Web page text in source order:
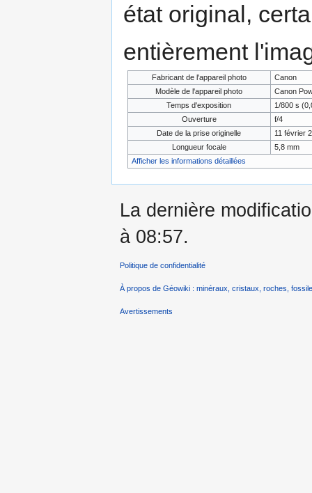
état original,
entièrement
Fabricant de l'appareil photo
Canon
Modèle de l'appareil photo
Canon
Temps d'exposition
1/800 s
Ouverture
f/4
Date de la prise originelle
11 février
Longueur focale
5,8 mm
Afficher les informations détaillées
La dernière
à 08:57.
Politique de confidentialité
À propos de Géowiki : minéraux, cristaux, roches,
Avertissements